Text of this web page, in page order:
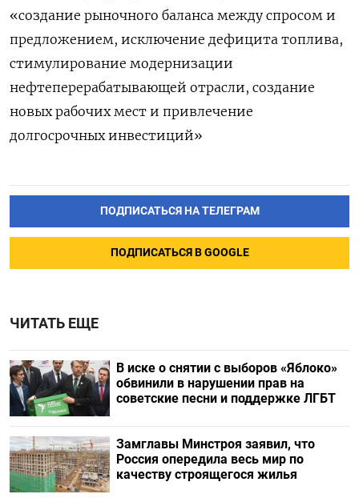
«создание рыночного баланса между спросом и
предложением, исключение дефицита топлива,
стимулирование модернизации
нефтеперерабатывающей отрасли, создание
новых рабочих мест и привлечение
долгосрочных инвестиций»
ПОДПИСАТЬСЯ НА ТЕЛЕГРАМ
ПОДПИСАТЬСЯ В GOOGLE
ЧИТАТЬ ЕЩЕ
В иске о снятии с выборов «Яблоко»
обвинили в нарушении прав на
советские песни и поддержке ЛГБТ
Замглавы Минстроя заявил, что
Россия опередила весь мир по
качеству строящегося жилья